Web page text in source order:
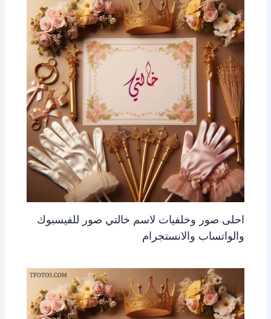
احلى صور وخلفيات لاسم خالتي صور للفيسبوك
والواتساب والانستجرام